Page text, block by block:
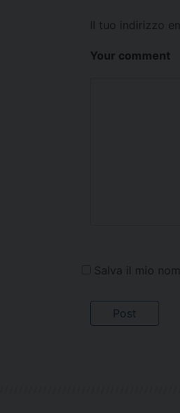
Il tuo indirizzo
Your comment
Salva il mio